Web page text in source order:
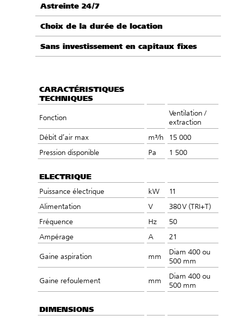
Astreinte 24/7
Choix de la durée de location
Sans investissement en capitaux fixes
CARACTÉRISTIQUES
TECHNIQUES
Fonction
Ventilation /
extraction
Débit d’air max
m³/h
15 000
Pression disponible
Pa 1 500
ELECTRIQUE
Puissance électrique kW
11
Alimentation
V
380 V (TRI+T)
Fréquence
Hz
50
Ampérage
A 21
Gaine aspiration mm
Diam 400 ou
500 mm
Gaine refoulement mm
Diam 400 ou
500 mm
DIMENSIONS